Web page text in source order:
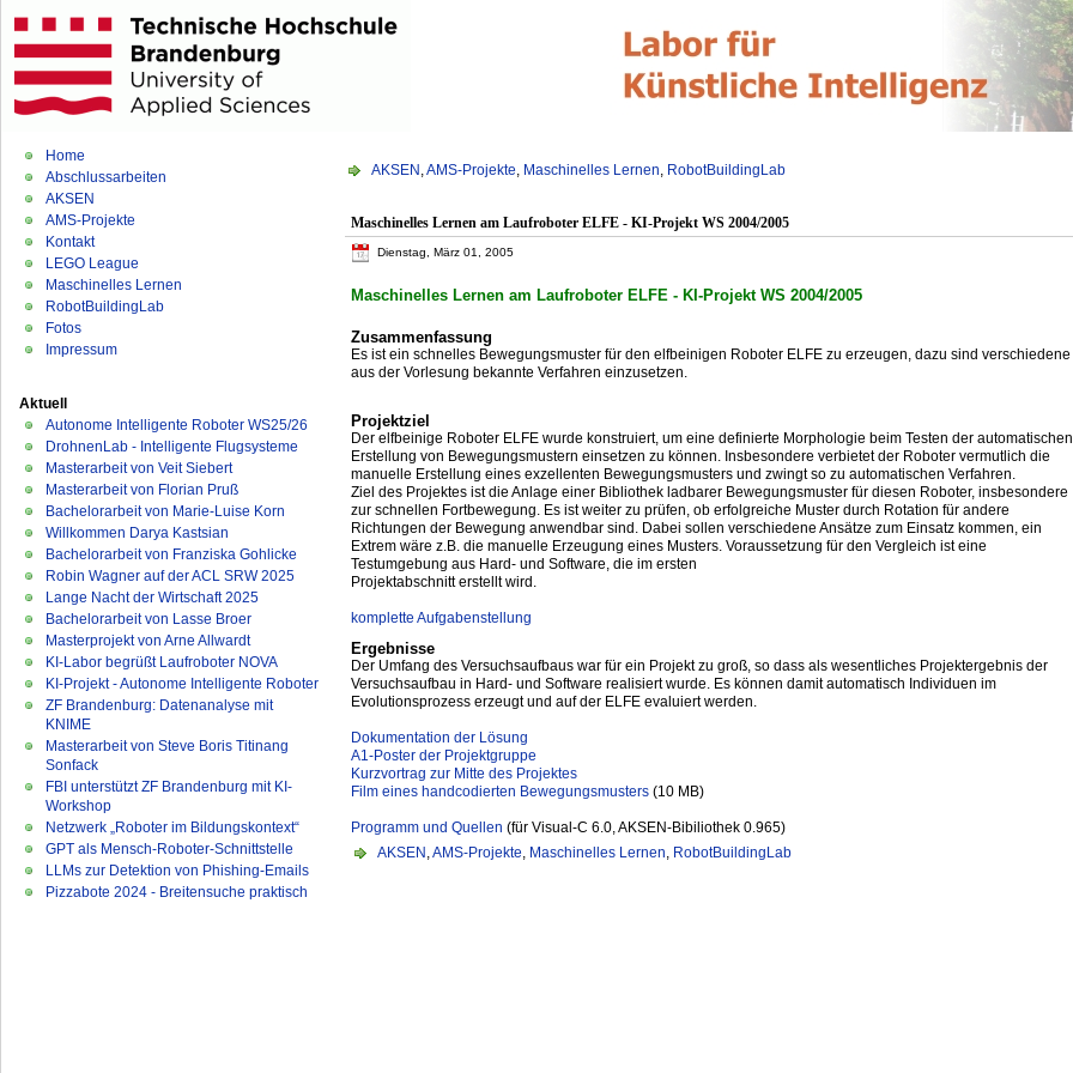
Home
Abschlussarbeiten
AKSEN
AMS-Projekte
Kontakt
LEGO League
Maschinelles Lernen
RobotBuildingLab
Fotos
Impressum
Aktuell
Autonome Intelligente Roboter WS25/26
DrohnenLab - Intelligente Flugsysteme
Masterarbeit von Veit Siebert
Masterarbeit von Florian Pruß
Bachelorarbeit von Marie-Luise Korn
Willkommen Darya Kastsian
Bachelorarbeit von Franziska Gohlicke
Robin Wagner auf der ACL SRW 2025
Lange Nacht der Wirtschaft 2025
Bachelorarbeit von Lasse Broer
Masterprojekt von Arne Allwardt
KI-Labor begrüßt Laufroboter NOVA
KI-Projekt - Autonome Intelligente Roboter
ZF Brandenburg: Datenanalyse mit
KNIME
Masterarbeit von Steve Boris Titinang
Sonfack
FBI unterstützt ZF Brandenburg mit KI-
Workshop
Netzwerk „Roboter im Bildungskontext“
GPT als Mensch-Roboter-Schnittstelle
LLMs zur Detektion von Phishing-Emails
Pizzabote 2024 - Breitensuche praktisch
AKSEN ,AMS-Projekte, Maschinelles Lernen, RobotBuildingLab
Maschinelles Lernen am Laufroboter ELFE - KI-Projekt WS 2004/2005
Dienstag, März 01, 2005
Maschinelles Lernen am Laufroboter ELFE - KI-Projekt WS 2004/2005
Zusammenfassung
Es ist ein schnelles Bewegungsmuster für den elfbeinigen Roboter ELFE zu erzeugen, dazu sind verschiedene
aus der Vorlesung bekannte Verfahren einzusetzen.
Projektziel
Der elfbeinige Roboter ELFE wurde konstruiert, um eine definierte Morphologie beim Testen der automatischen
Erstellung von Bewegungsmustern einsetzen zu können. Insbesondere verbietet der Roboter vermutlich die
manuelle Erstellung eines exzellenten Bewegungsmusters und zwingt so zu automatischen Verfahren.
Ziel des Projektes ist die Anlage einer Bibliothek ladbarer Bewegungsmuster für diesen Roboter, insbesondere
zur schnellen Fortbewegung. Es ist weiter zu prüfen, ob erfolgreiche Muster durch Rotation für andere
Richtungen der Bewegung anwendbar sind. Dabei sollen verschiedene Ansätze zum Einsatz kommen, ein
Extrem wäre z.B. die manuelle Erzeugung eines Musters. Voraussetzung für den Vergleich ist eine
Testumgebung aus Hard- und Software, die im ersten
Projektabschnitt erstellt wird.
komplette Aufgabenstellung
Ergebnisse
Der Umfang des Versuchsaufbaus war für ein Projekt zu groß, so dass als wesentliches Projektergebnis der
Versuchsaufbau in Hard- und Software realisiert wurde. Es können damit automatisch Individuen im
Evolutionsprozess erzeugt und auf der ELFE evaluiert werden.
Dokumentation der Lösung
A1-Poster der Projektgruppe
Kurzvortrag zur Mitte des Projektes
Film eines handcodierten Bewegungsmusters (10 MB)
Programm und Quellen (für Visual-C 6.0, AKSEN-Bibiliothek 0.965)
AKSEN ,AMS-Projekte, Maschinelles Lernen, RobotBuildingLab